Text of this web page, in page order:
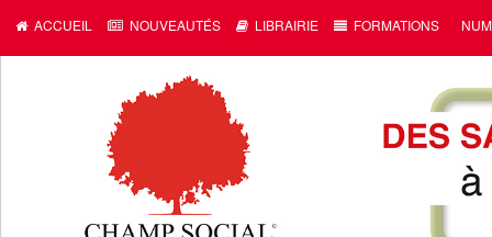
ACCUEIL NOUVEAUTÉS LIBRAIRIE FORMATIONS